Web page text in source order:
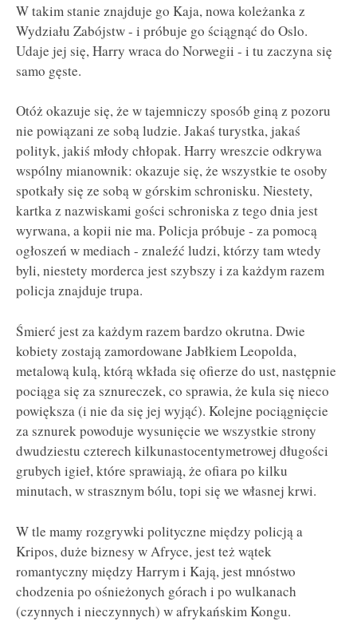
W takim stanie znajduje go Kaja, nowa koleżanka z
Wydziału Zabójstw - i próbuje go ściągnąć do Oslo.
Udaje jej się, Harry wraca do Norwegii - i tu zaczyna się
samo gęste.
Otóż okazuje się, że w tajemniczy sposób giną z pozoru
nie powiązani ze sobą ludzie. Jakaś turystka, jakaś
polityk, jakiś młody chłopak. Harry wreszcie odkrywa
wspólny mianownik: okazuje się, że wszystkie te osoby
spotkały się ze sobą w górskim schronisku. Niestety,
kartka z nazwiskami gości schroniska z tego dnia jest
wyrwana, a kopii nie ma. Policja próbuje - za pomocą
ogłoszeń w mediach - znaleźć ludzi, którzy tam wtedy
byli, niestety morderca jest szybszy i za każdym razem
policja znajduje trupa.
Śmierć jest za każdym razem bardzo okrutna. Dwie
kobiety zostają zamordowane Jabłkiem Leopolda,
metalową kulą, którą wkłada się ofierze do ust, następnie
pociąga się za sznureczek, co sprawia, że kula się nieco
powiększa (i nie da się jej wyjąć). Kolejne pociągnięcie
za sznurek powoduje wysunięcie we wszystkie strony
dwudziestu czterech kilkunastocentymetrowej długości
grubych igieł, które sprawiają, że ofiara po kilku
minutach, w strasznym bólu, topi się we własnej krwi.
W tle mamy rozgrywki polityczne między policją a
Kripos, duże biznesy w Afryce, jest też wątek
romantyczny między Harrym i Kają, jest mnóstwo
chodzenia po ośnieżonych górach i po wulkanach
(czynnych i nieczynnych) w afrykańskim Kongu.